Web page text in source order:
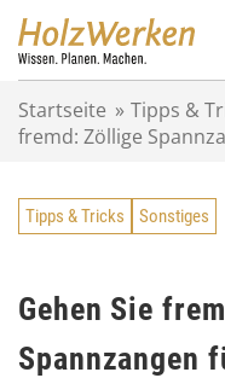
Startseite » Tipps &
fremd: Zöllige
Tipps & Tricks Sonstiges
Gehen Sie
Spannzangen